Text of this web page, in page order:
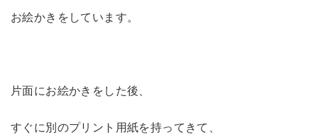
お絵かきをしています。
片面にお絵かきをした後、
すぐに別のプリント用紙を持ってきて、